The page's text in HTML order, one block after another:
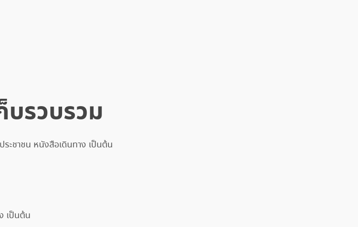
รวบรวม
ะชาชน หนังสือเดินทาง เป็นต้น
เป็นต้น